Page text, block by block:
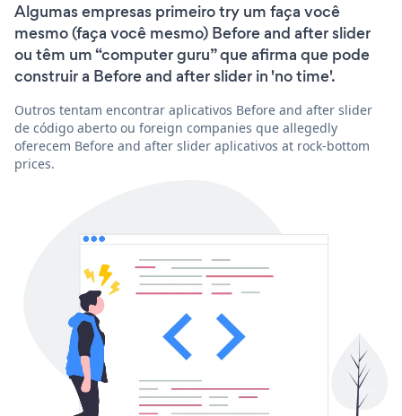
Algumas empresas primeiro try um faça você
mesmo (faça você mesmo) Before and after slider
ou têm um “computer guru” que afirma que pode
construir a Before and after slider in 'no time'.
Outros tentam encontrar aplicativos Before and after slider
de código aberto ou foreign companies que allegedly
oferecem Before and after slider aplicativos at rock-bottom
prices.